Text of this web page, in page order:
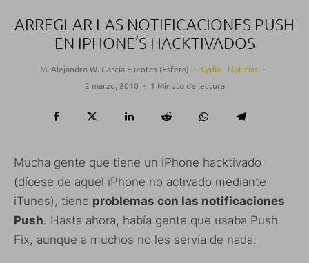
ARREGLAR LAS NOTIFICACIONES PUSH
EN IPHONE’S HACKTIVADOS
M. Alejandro W. García Fuentes (Esfera) · Cydia Noticias ·
2 marzo, 2010 · 1 Minuto de lectura
Mucha gente que tiene un iPhone hacktivado
(dícese de aquel iPhone no activado mediante
iTunes), tiene problemas con las notificaciones
Push. Hasta ahora, había gente que usaba Push
Fix, aunque a muchos no les servía de nada.